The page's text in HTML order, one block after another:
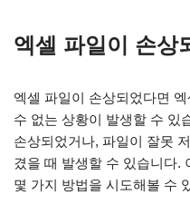
엑셀 파일이 손상
엑셀 파일이 손상되었다면
수 없는 상황이 발생할 수 있
손상되었거나, 파일이 잘못
겼을 때 발생할 수 있습니다.
몇 가지 방법을 시도해볼 수